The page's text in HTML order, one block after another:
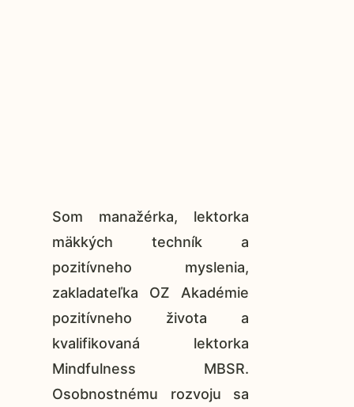
Som manažérka, lektorka
mäkkých techník a
pozitívneho myslenia,
zakladateľka OZ Akadémie
pozitívneho života a
kvalifikovaná lektorka
Mindfulness MBSR.
Osobnostnému rozvoju sa